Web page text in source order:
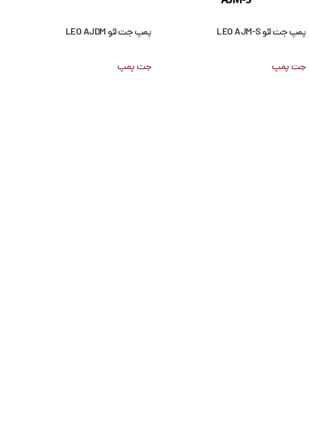
پمپ جت لئو LEO AJM-S
جت پمپ
پمپ جت لئو LEO AJDM
جت پمپ